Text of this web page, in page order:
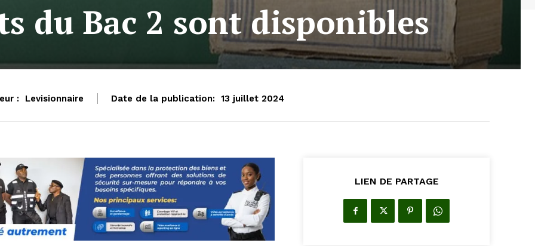
du Bac 2 sont disponibles
: Levisionnaire Date de la publication: 13 juillet 2024
LIEN DE PARTAGE